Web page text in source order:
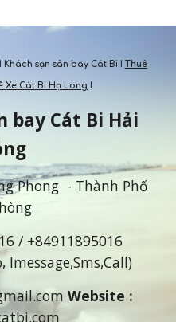
Khách sạn sân bay Cát Bi I Thuê
Xe Cát Bi Hạ Long
bay Cát Bi Hải
Phong - Thành Phố
/ +84911895016
Imessage,Sms,Call)
Website :